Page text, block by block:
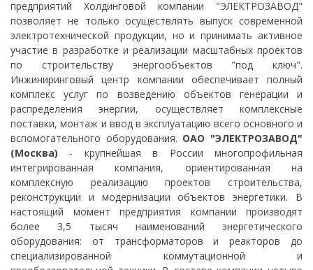
предприятий Холдинговой компании "ЭЛЕКТРОЗАВОД"
позволяет не только осуществлять выпуск современной
электротехнической продукции, но и принимать активное
участие в разработке и реализации масштабных проектов
по строительству энергообъектов "под ключ".
Инжиниринговый центр компании обеспечивает полный
комплекс услуг по возведению объектов генерации и
распределения энергии, осуществляет комплексные
поставки, монтаж и ввод в эксплуатацию всего основного и
вспомогательного оборудования. ОАО "ЭЛЕКТРОЗАВОД"
(Москва) - крупнейшая в России многопрофильная
интегрированная компания, ориентированная на
комплексную реализацию проектов строительства,
реконструкции и модернизации объектов энергетики. В
настоящий момент предприятия компании производят
более 3,5 тысяч наименований энергетического
оборудования: от трансформаторов и реакторов до
специализированной коммутационной и